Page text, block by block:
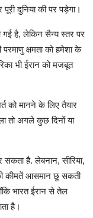
दुनिया की पर पड़ेगा।
गई है, लेकिन सैन्य स्तर पर
क्षमता को हमेशा के
भी ईरान को मजबूत
को मानने के लिए तैयार
तो अगले कुछ दिनों या
सकता है. लेबनान, सीरिया,
कीमतें आसमान छू सकती
भारत ईरान से तेल
है।